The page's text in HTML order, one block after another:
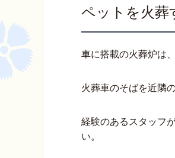
ペットを火葬
車に搭載の火葬炉は
火葬車のそばを近隣
経験のあるスタッフ
い。